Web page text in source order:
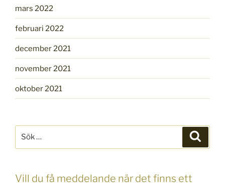
mars 2022
februari 2022
december 2021
november 2021
oktober 2021
efter:
Vill du få meddelande när det finns ett